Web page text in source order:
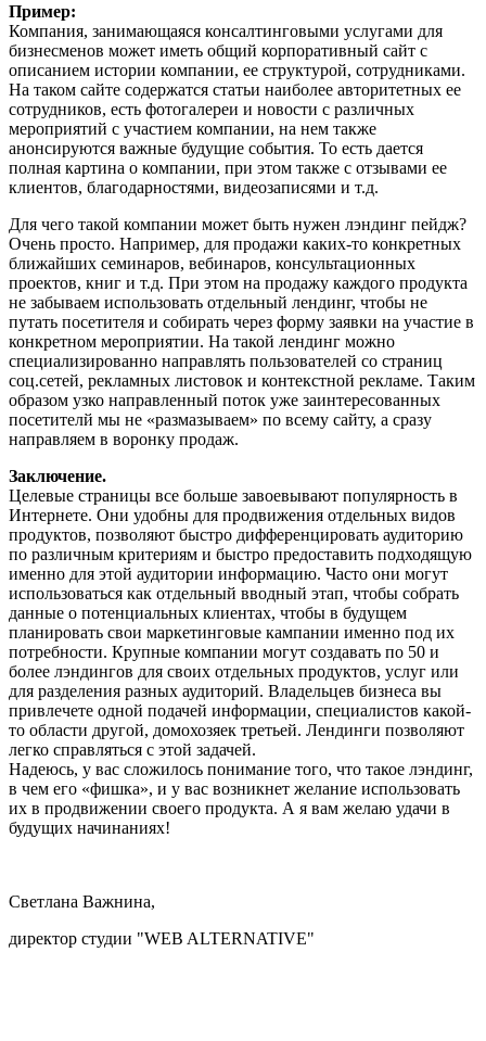
Пример:
Компания, занимающаяся консалтинговыми услугами для
бизнесменов может иметь общий корпоративный сайт с
описанием истории компании, ее структурой, сотрудниками.
На таком сайте содержатся статьи наиболее авторитетных ее
сотрудников, есть фотогалереи и новости с различных
мероприятий с участием компании, на нем также
анонсируются важные будущие события. То есть дается
полная картина о компании, при этом также с отзывами ее
клиентов, благодарностями, видеозаписями и т.д.
Для чего такой компании может быть нужен лэндинг пейдж?
Очень просто. Например, для продажи каких-то конкретных
ближайших семинаров, вебинаров, консультационных
проектов, книг и т.д. При этом на продажу каждого продукта
не забываем использовать отдельный лендинг, чтобы не
путать посетителя и собирать через форму заявки на участие в
конкретном мероприятии. На такой лендинг можно
специализированно направлять пользователей со страниц
соц.сетей, рекламных листовок и контекстной рекламе. Таким
образом узко направленный поток уже заинтересованных
посетителй мы не «размазываем» по всему сайту, а сразу
направляем в воронку продаж.
Заключение.
Целевые страницы все больше завоевывают популярность в
Интернете. Они удобны для продвижения отдельных видов
продуктов, позволяют быстро дифференцировать аудиторию
по различным критериям и быстро предоставить подходящую
именно для этой аудитории информацию. Часто они могут
использоваться как отдельный вводный этап, чтобы собрать
данные о потенциальных клиентах, чтобы в будущем
планировать свои маркетинговые кампании именно под их
потребности. Крупные компании могут создавать по 50 и
более лэндингов для своих отдельных продуктов, услуг или
для разделения разных аудиторий. Владельцев бизнеса вы
привлечете одной подачей информации, специалистов какой-
то области другой, домохозяек третьей. Лендинги позволяют
легко справляться с этой задачей.
Надеюсь, у вас сложилось понимание того, что такое лэндинг,
в чем его «фишка», и у вас возникнет желание использовать
их в продвижении своего продукта. А я вам желаю удачи в
будущих начинаниях!
Светлана Важнина,
директор студии "WEB ALTERNATIVE"